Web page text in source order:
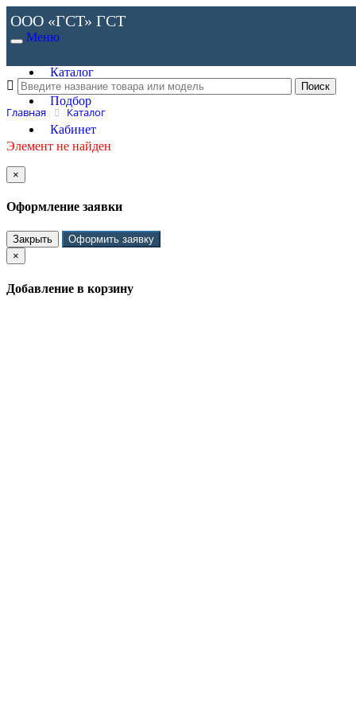
ООО «ГСТ» ГСТ
Меню
Каталог
Подбор
Кабинет
Главная Каталог
Элемент не найден
×
Оформление заявки
Закрыть
Оформить заявку
×
Добавление в корзину